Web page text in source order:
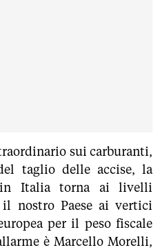
sui carburanti,
taglio delle accise, la
in Italia torna ai livelli
nostro Paese ai vertici
per il peso fiscale
è Marcello Morelli,